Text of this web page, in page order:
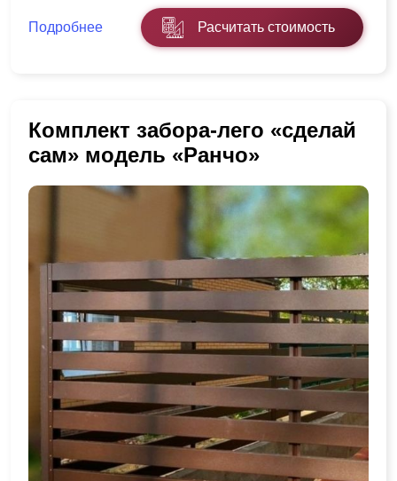
Подробнее Расчитать стоимость
Комплект забора-лего «сделай
сам» модель «Ранчо»